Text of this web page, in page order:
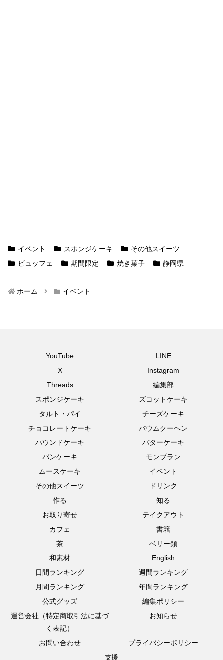
イベント スポンジケーキ
その他スイーツ
ビュッフェ
期間限定 焼き菓子 静岡県
ホーム イベント
YouTube
LINE
X
Instagram
Threads
編集部
スポンジケーキ
ズコットケーキ
タルト・パイ
チーズケーキ
チョコレートケーキ
バウムクーヘン
パウンドケーキ
バターケーキ
パンケーキ
モンブラン
ムースケーキ
イベント
その他スイーツ
ドリンク
作る
知る
お取り寄せ
テイクアウト
カフェ
書籍
茶
ベリー類
和素材
English
日間ランキング
週間ランキング
月間ランキング
年間ランキング
公式グッズ
編集ポリシー
運営会社（特定商取引法に基づ
く表記）
お知らせ
お問い合わせ
プライバシーポリシー
支援